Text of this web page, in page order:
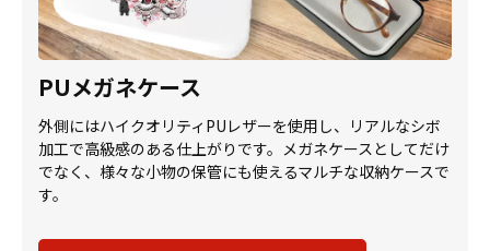
PUメガネケース
外側にはハイクオリティPUレザーを使用し、リアルなシボ
加工で高級感のある仕上がりです。メガネケースとしてだけ
でなく、様々な小物の保管にも使えるマルチな収納ケースで
す。